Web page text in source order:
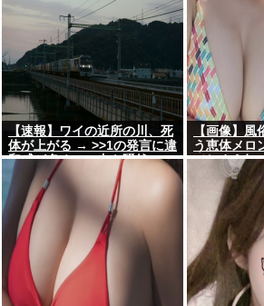
【速報】ワイの近所の川、死
体が上がる → >>1の発言に違
和感が多くスレ内も騒然
⇒・・！！！
【画像】
う恵体メロ
てしまう奴